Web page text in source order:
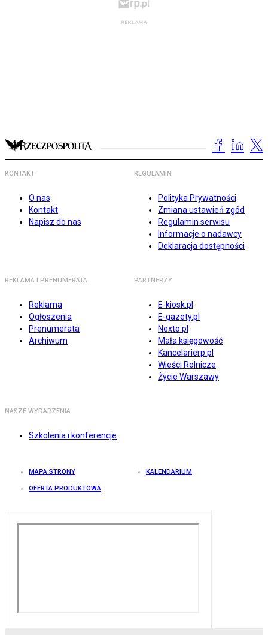
KONTAKT
O nas
Kontakt
Napisz do nas
REGULAMIN
Polityka Prywatności
Zmiana ustawień zgód
Regulamin serwisu
Informacje o nadawcy
Deklaracja dostępności
REKLAMA I PRENUMERATA
Reklama
Ogłoszenia
Prenumerata
Archiwum
PARTNERZY
E-kiosk.pl
E-gazety.pl
Nexto.pl
Mała księgowość
Kancelarierp.pl
Wieści Rolnicze
Życie Warszawy
NASZE WYDARZENIA
Szkolenia i konferencje
MAPA STRONY KALENDARIUM
OFERTA PRODUKTOWA